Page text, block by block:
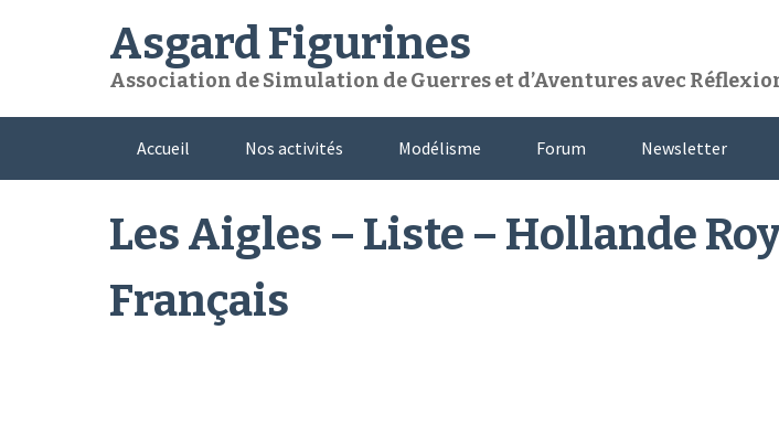
Asgard Figurines
Association de Simulation de Guerres et d’Aventures avec
Accueil Nos activités Modélisme Forum Newsletter
Les Aigles – Liste – Hollande
Français